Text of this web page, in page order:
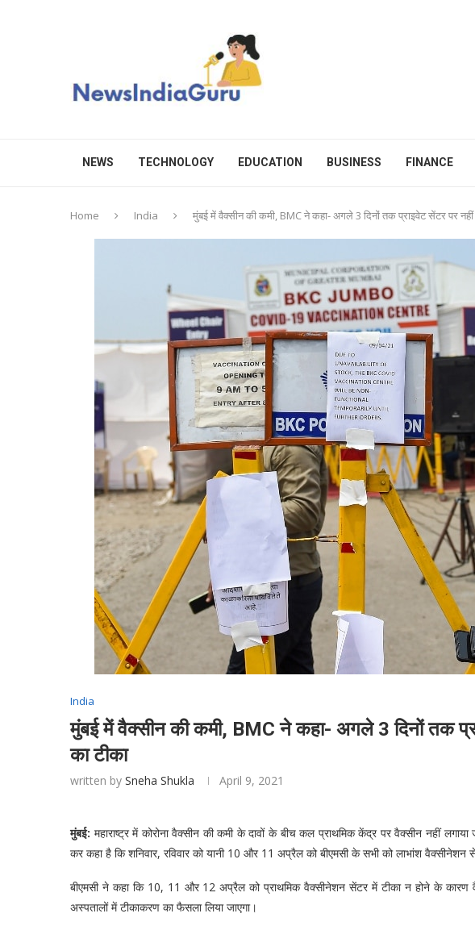
NEWS TECHNOLOGY EDUCATION BUSINESS FINANCE
Home India मुंबई में वैक्सीन की कमी, BMC ने कहा- अगले 3 दिनों तक प्राइवेट सेंटर पर नहीं
India
मुंबई में वैक्सीन की कमी, BMC ने कहा- अगले 3 दिनों तक
का टीका
written by Sneha Shukla April 9, 2021
मुंबई: महाराष्ट्र में कोरोना वैक्सीन की कमी के दावों के बीच कल प्राथमिक केंद्र पर वैक्सीन नहीं
कर कहा है कि शनिवार, रविवार को यानी 10 और 11 अप्रैल को बीएमसी के सभी को लाभांश वैक्सीनेशन
बीएमसी ने कहा कि 10, 11 और 12 अप्रैल को प्राथमिक वैक्सीनेशन सेंटर में टीका न होने के कारण
अस्पतालों में टीकाकरण का फैसला लिया जाएगा।